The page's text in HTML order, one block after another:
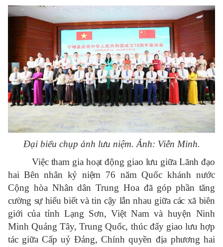
Đại biểu chụp ảnh lưu niệm. Ảnh: Viễn Minh.
Việc tham gia hoạt động giao lưu giữa Lãnh đạo
hai Bên nhân kỷ niệm 76 năm Quốc khánh nước
Cộng hòa Nhân dân Trung Hoa đã góp phần tăng
cường sự hiểu biết và tin cậy lẫn nhau giữa các xã biên
giới của tỉnh Lạng Sơn, Việt Nam và huyện Ninh
Minh Quảng Tây, Trung Quốc, thúc đẩy giao lưu hợp
tác giữa Cấp uỷ Đảng, Chính quyền địa phương hai